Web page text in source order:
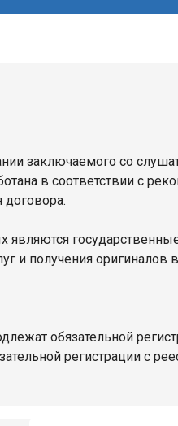
заключаемого со
в соответствии с
являются
и получения оригиналов
обязательной
регистрации с